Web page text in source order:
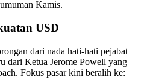
Kamis.
USD
dari nada hati-hati pejabat
dari Ketua Jerome Powell yang
Fokus pasar kini beralih ke: